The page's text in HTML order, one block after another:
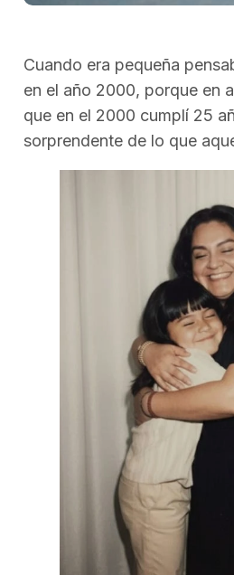
Cuando era pequeña
en el año 2000, porque en
que en el 2000 cumplí 25
sorprendente de lo que